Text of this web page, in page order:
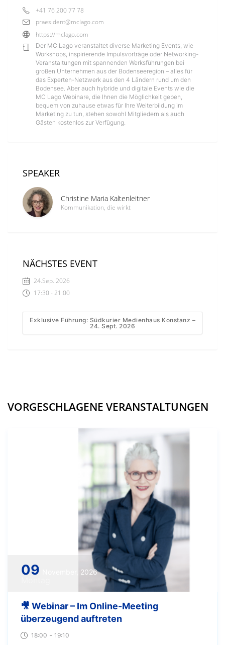
+41 76 200 77 78
praesident@mclago.com
https://mclago.com
Der MC Lago veranstaltet diverse Marketing Events, wie
Workshops, inspirierende Impulsvorträge oder Networking-
Veranstaltungen mit spannenden Werksführungen bei
großen Unternehmen aus der Bodenseeregion – alles für
das Experten-Netzwerk aus den 4 Ländern rund um den
Bodensee. Aber auch hybride und digitale Events wie die
MC Lago Webinare, die Ihnen die Möglichkeit geben,
bequem von zuhause etwas für Ihre Weiterbildung im
Marketing zu tun, stehen sowohl Mitgliedern als auch
Gästen kostenlos zur Verfügung.
SPEAKER
Christine Maria Kaltenleitner
Kommunikation, die wirkt
NÄCHSTES EVENT
Exklusive Führung: Südkurier Medienhaus Konstanz –
24. Sept. 2026
24.Sep..2026
17:30 - 21:00
VORGESCHLAGENE VERANSTALTUNGEN
09 November, 2026
🎥 Webinar – Im Online-Meeting
überzeugend auftreten
18:00 - 19:10